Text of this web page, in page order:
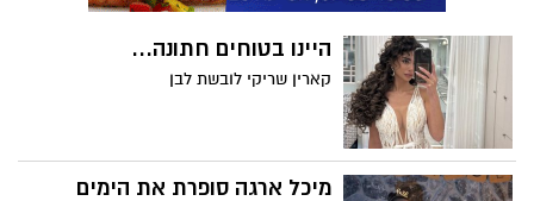
היינו בטוחים חתונה...
קארין שריקי לובשת לבן
מיכל ארגה סופרת את הימים